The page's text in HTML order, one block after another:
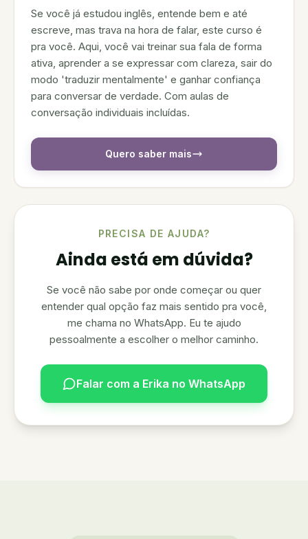
Se você já estudou inglês, entende bem e até
escreve, mas trava na hora de falar, este curso é
pra você. Aqui, você vai treinar sua fala de forma
ativa, aprender a se expressar com clareza, sair do
modo 'traduzir mentalmente' e ganhar confiança
para conversar de verdade. Com aulas de
conversação individuais incluídas.
Quero saber mais
PRECISA DE AJUDA?
Ainda está em dúvida?
Se você não sabe por onde começar ou quer
entender qual opção faz mais sentido pra você,
me chama no WhatsApp. Eu te ajudo
pessoalmente a escolher o melhor caminho.
Falar com a Erika no WhatsApp